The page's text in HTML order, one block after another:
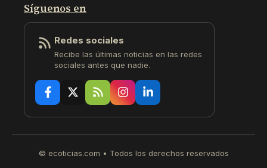
Síguenos en
Redes sociales
Recibe las últimas noticias en las redes
sociales antes que nadie.
© ecoticias.com • Todos los derechos reservados